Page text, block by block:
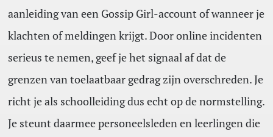
aanleiding van een Gossip Girl-account of wanneer je
klachten of meldingen krijgt. Door online incidenten
serieus te nemen, geef je het signaal af dat de
grenzen van toelaatbaar gedrag zijn overschreden. Je
richt je als schoolleiding dus echt op de normstelling.
Je steunt daarmee personeelsleden en leerlingen die